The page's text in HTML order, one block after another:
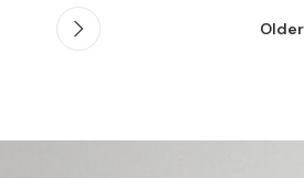
Older